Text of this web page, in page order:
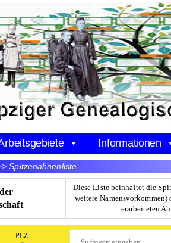
Informationen
Spitzenahnenliste
Diese Liste beinhaltet die
weitere
erarbeiteten
PLZ